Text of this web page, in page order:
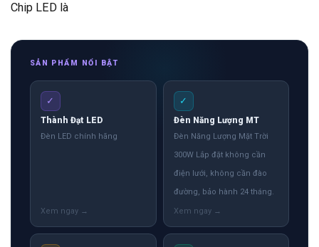
Chip LED là
SẢN PHẨM NỔI BẬT
✓
Thành Đạt LED
Đèn LED chính hãng
✓
Đèn Năng Lượng MT
Đèn Năng Lượng Mặt Trời
300W Lắp đặt không cần
điện lưới, không cần đào
đường, bảo hành 24 tháng.